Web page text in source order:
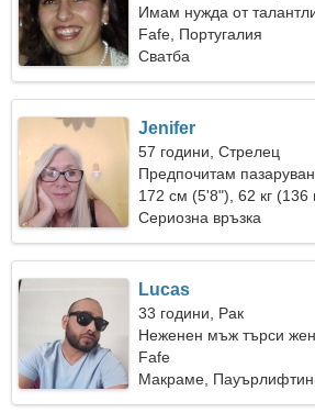
Имам нужда от
пътуваме заедно
Fafe, Португалия
Сватба
Jenifer
57 години, Стрелец
Предпочитам
172 см (5'8"), 62 кг (136
Сериозна връзка
Lucas
33 години, Рак
Неженен мъж търси
Fafe
Макраме,